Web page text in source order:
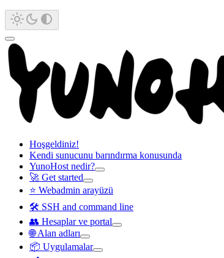
Hoşgeldiniz!
Kendi sunucunu barındırma konusunda
YunoHost nedir?
🚀 Get started
⭐ Webadmin arayüzü
🛠️ SSH and command line
👥 Hesaplar ve portal
🌐 Alan adları
📦 Uygulamalar